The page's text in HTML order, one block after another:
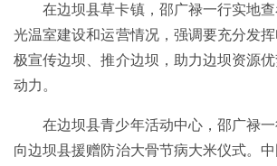
在边坝县草卡镇，邵广禄一行实地
光温室建设和运营情况，强调要充分发
极宣传边坝、推介边坝，助力边坝资源
动力。
在边坝县青少年活动中心，邵广禄
向边坝县援赠防治大骨节病大米仪式。